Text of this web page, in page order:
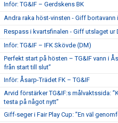
Inför: TG&IF – Gerdskens BK
Andra raka höst-vinsten - Giff bortavann
Respass i kvartsfinalen - Giff utslaget ur
Inför: TG&IF – IFK Skövde (DM)
Perfekt start på hösten – TG&IF vann i
från start till slut”
Inför: Åsarp-Trädet FK – TG&IF
Arvid förstärker TG&IF:s målvaktssida:
testa på något nytt”
Giff-seger i Fair Play Cup: ”En väl